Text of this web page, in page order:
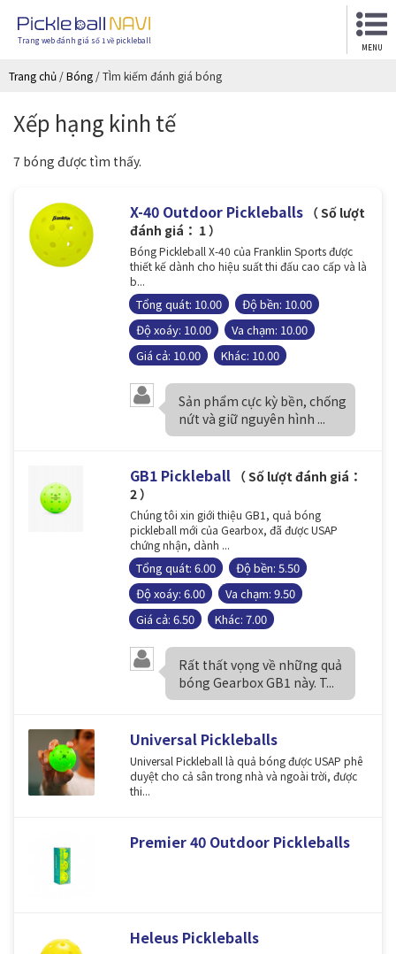
Trang web đánh giá số 1 về pickleball
MENU
Trang chủ /Bóng /TÌm kiếm đánh giá bóng
Xếp hạng kinh tế
7 bóng được tìm thấy.
X-40 Outdoor Pickleballs （ Số lượt
đánh giá： 1 ）
Bóng Pickleball X-40 của Franklin Sports được
thiết kế dành cho hiệu suất thi đấu cao cấp và là
b...
Tổng quát: 10.00
Độ bền: 10.00
Độ xoáy: 10.00
Va chạm: 10.00
Giá cả: 10.00
Khác: 10.00
Sản phẩm cực kỳ bền, chống
nứt và giữ nguyên hình ...
GB1 Pickleball （ Số lượt đánh giá：
2 ）
Chúng tôi xin giới thiệu GB1, quả bóng
pickleball mới của Gearbox, đã được USAP
chứng nhận, dành ...
Tổng quát: 6.00
Độ bền: 5.50
Độ xoáy: 6.00
Va chạm: 9.50
Giá cả: 6.50
Khác: 7.00
Rất thất vọng về những quả
bóng Gearbox GB1 này. T...
Universal Pickleballs
Universal Pickleball là quả bóng được USAP phê
duyệt cho cả sân trong nhà và ngoài trời, được
thi...
Premier 40 Outdoor Pickleballs
Heleus Pickleballs